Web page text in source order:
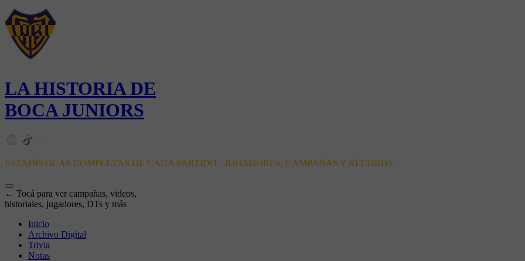
LA HISTORIA DE
BOCA JUNIORS
ESTADÍSTICAS COMPLETAS DE CADA PARTIDO - JUGADORES, CAMPAÑAS Y RÉCORDS
← Tocá para ver campañas, videos,
historiales, jugadores, DTs y más
Inicio
Archivo Digital
Trivia
Notas